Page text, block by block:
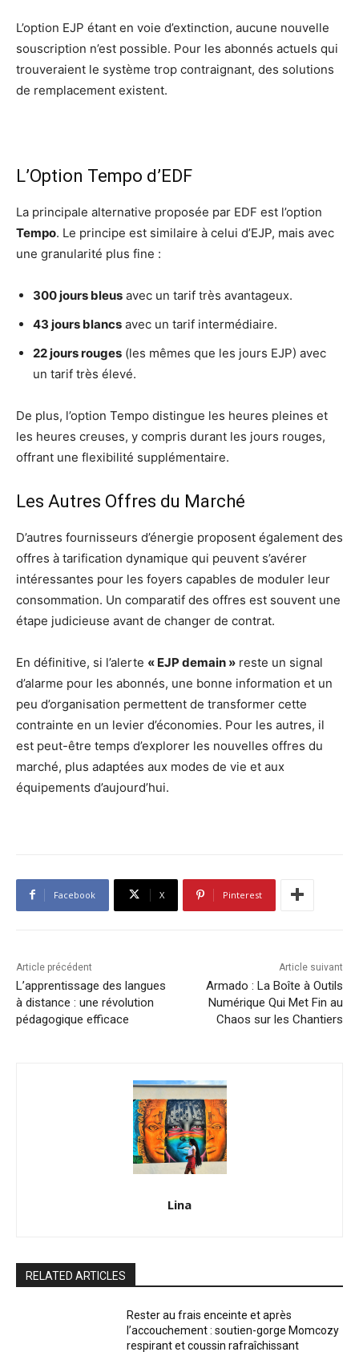
L’option EJP étant en voie d’extinction, aucune nouvelle
souscription n’est possible. Pour les abonnés actuels qui
trouveraient le système trop contraignant, des solutions
de remplacement existent.
L’Option Tempo d’EDF
La principale alternative proposée par EDF est l’option
Tempo. Le principe est similaire à celui d’EJP, mais avec
une granularité plus fine :
300 jours bleus avec un tarif très avantageux.
43 jours blancs avec un tarif intermédiaire.
22 jours rouges (les mêmes que les jours EJP) avec
un tarif très élevé.
De plus, l’option Tempo distingue les heures pleines et
les heures creuses, y compris durant les jours rouges,
offrant une flexibilité supplémentaire.
Les Autres Offres du Marché
D’autres fournisseurs d’énergie proposent également des
offres à tarification dynamique qui peuvent s’avérer
intéressantes pour les foyers capables de moduler leur
consommation. Un comparatif des offres est souvent une
étape judicieuse avant de changer de contrat.
En définitive, si l’alerte « EJP demain » reste un signal
d’alarme pour les abonnés, une bonne information et un
peu d’organisation permettent de transformer cette
contrainte en un levier d’économies. Pour les autres, il
est peut-être temps d’explorer les nouvelles offres du
marché, plus adaptées aux modes de vie et aux
équipements d’aujourd’hui.
Facebook X Pinterest
Article précédent
L’apprentissage des langues
à distance : une révolution
pédagogique efficace
Article suivant
Armado : La Boîte à Outils
Numérique Qui Met Fin au
Chaos sur les Chantiers
Lina
RELATED ARTICLES
Rester au frais enceinte et après
l’accouchement : soutien-gorge Momcozy
respirant et coussin rafraîchissant